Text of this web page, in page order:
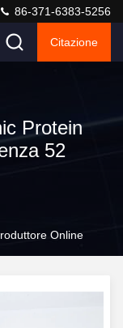
86-371-6383-5256
Citazione
Protein
52
Online